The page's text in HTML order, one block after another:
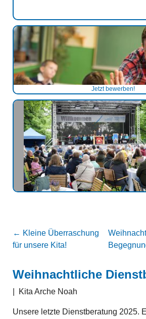
Jetzt bewerben!
← Kleine Überraschung
für unsere Kita!
Weihnachtliche
Kita Arche Noah
Unsere letzte Dienstberatung 2025.